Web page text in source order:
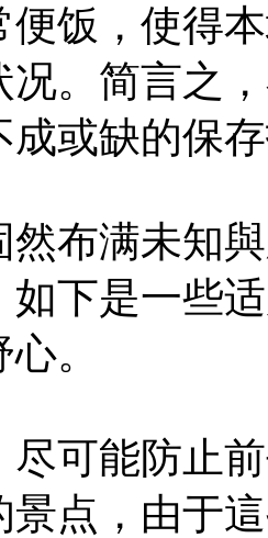
便饭，使得
况。简言之
成或缺的保
然布满未知
如下是一些
。
尽可能防止
景点，由于